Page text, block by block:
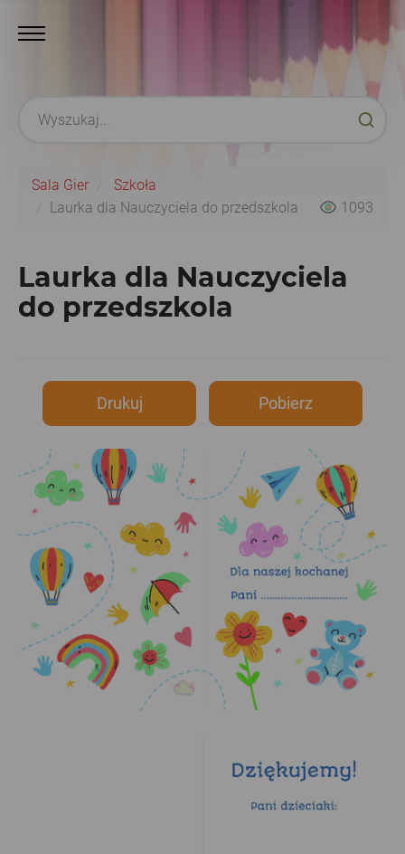
Sala Gier
Szkoła
Laurka dla Nauczyciela do przedszkola
1093
Laurka dla Nauczyciela
do przedszkola
Drukuj Pobierz